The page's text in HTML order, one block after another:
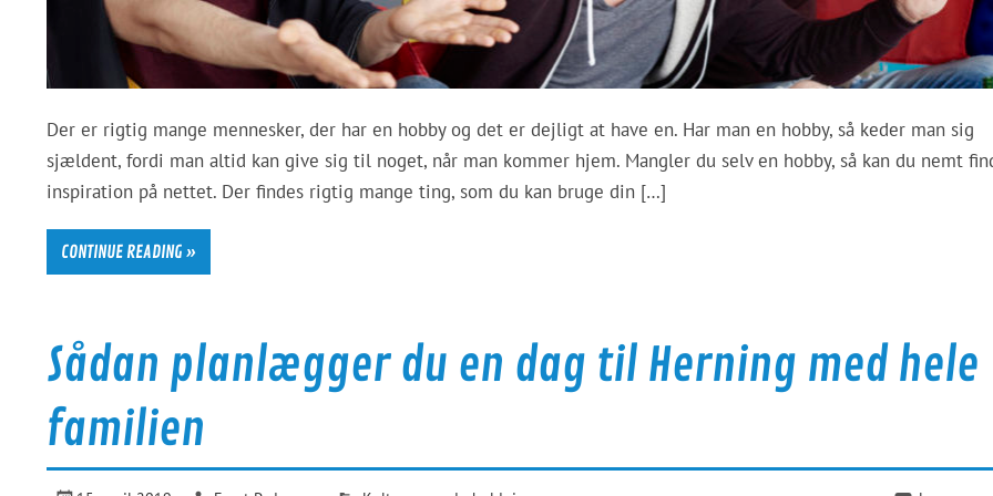
Der er rigtig mange mennesker, der har en hobby og det er dejligt at have en. Har man en hobby, så keder man sig
sjældent, fordi man altid kan give sig til noget, når man kommer hjem. Mangler du selv en hobby, så kan du nemt
inspiration på nettet. Der findes rigtig mange ting, som du kan bruge din […]
CONTINUE READING »
Sådan planlægger du en dag til Herning med hele
familien